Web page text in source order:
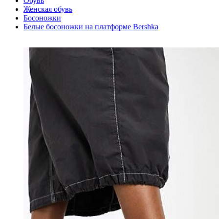
Женская обувь
Босоножки
Белые босоножки на платформе Bershka